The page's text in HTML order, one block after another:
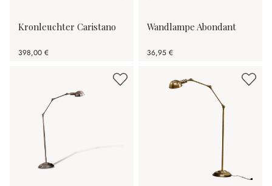
Kronleuchter Caristano
398,00 €
Wandlampe Abondant
36,95 €